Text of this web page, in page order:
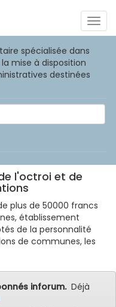
spécialisée dans
mise à disposition
destinées
de l'octroi et de
plus de 50000 francs
établissement
de la personnalité
de communes, les
inforum.Déjà